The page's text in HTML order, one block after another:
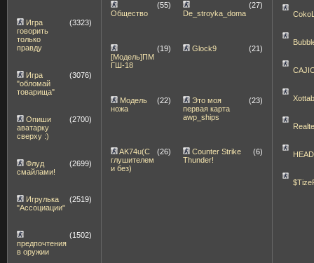
Игра
говорить
только
правду
(3323)
Игра
"обломай
товарища"
(3076)
Опиши
аватарку
сверху :)
(2700)
Флуд
смайлами!
(2699)
Игрулька
"Ассоциации"
(2519)
предпочтения
в оружии
(1502)
Общество
(55)
De_stroyka_doma
(27)
[Модель]ПМ
ГШ-18
(19) Glock9 (21)
Модель
ножа
(22)
Это моя
первая карта
awp_ships
(23)
AK74u(С
глушителем
и без)
(26)
Counter Strike
Thunder!
(6)